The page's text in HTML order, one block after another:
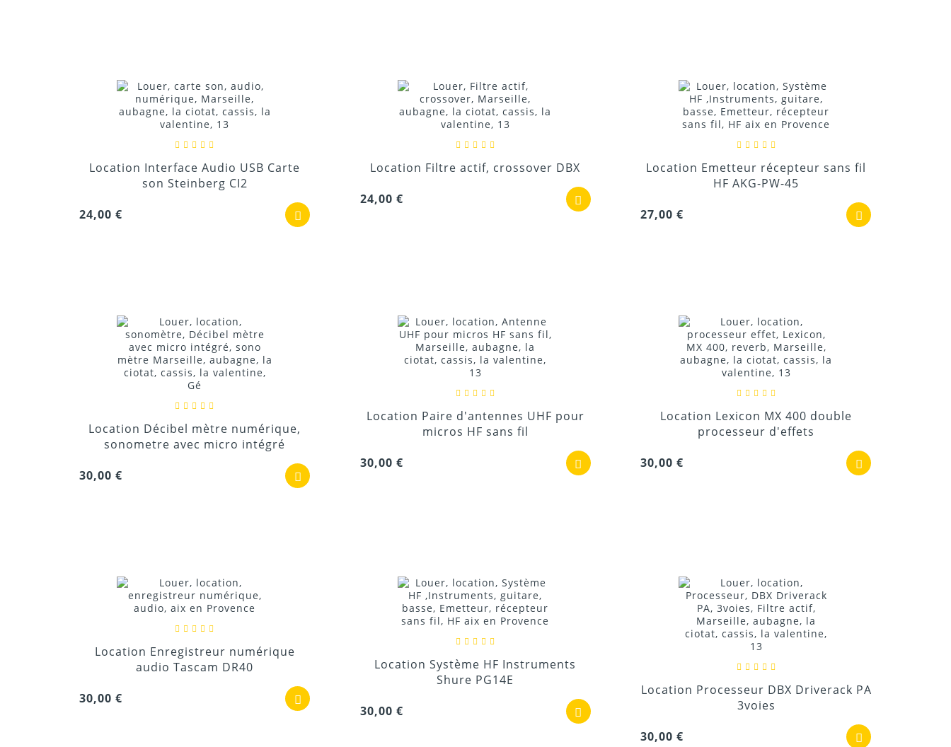
Location Interface Audio USB Carte
son Steinberg CI2
24,00 €
Location Filtre actif, crossover DBX
24,00 €
Location Emetteur récepteur sans fil
HF AKG-PW-45
27,00 €
Location Décibel mètre numérique,
sonometre avec micro intégré
30,00 €
Location Paire d'antennes UHF pour
micros HF sans fil
30,00 €
Location Lexicon MX 400 double
processeur d'effets
30,00 €
Location Enregistreur numérique
audio Tascam DR40
30,00 €
Location Système HF Instruments
Shure PG14E
30,00 €
Location Processeur DBX Driverack PA
3voies
30,00 €